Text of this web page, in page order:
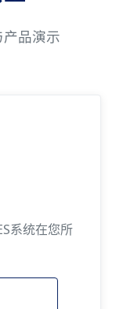
品演示
系统在您所